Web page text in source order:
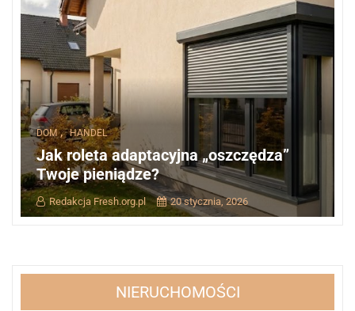
DOM, HANDEL
Jak roleta adaptacyjna „oszczędza”
Twoje pieniądze?
Redakcja Fresh.org.pl 20 stycznia, 2026
NIERUCHOMOŚCI